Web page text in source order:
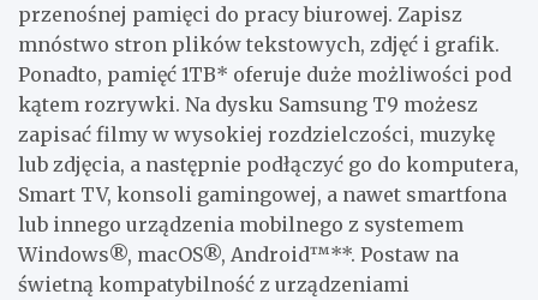
przenośnej pamięci do pracy biurowej. Zapisz
mnóstwo stron plików tekstowych, zdjęć i grafik.
Ponadto, pamięć 1TB* oferuje duże możliwości pod
kątem rozrywki. Na dysku Samsung T9 możesz
zapisać filmy w wysokiej rozdzielczości, muzykę
lub zdjęcia, a następnie podłączyć go do komputera,
Smart TV, konsoli gamingowej, a nawet smartfona
lub innego urządzenia mobilnego z systemem
Windows®, macOS®, Android™**. Postaw na
świetną kompatybilność z urządzeniami